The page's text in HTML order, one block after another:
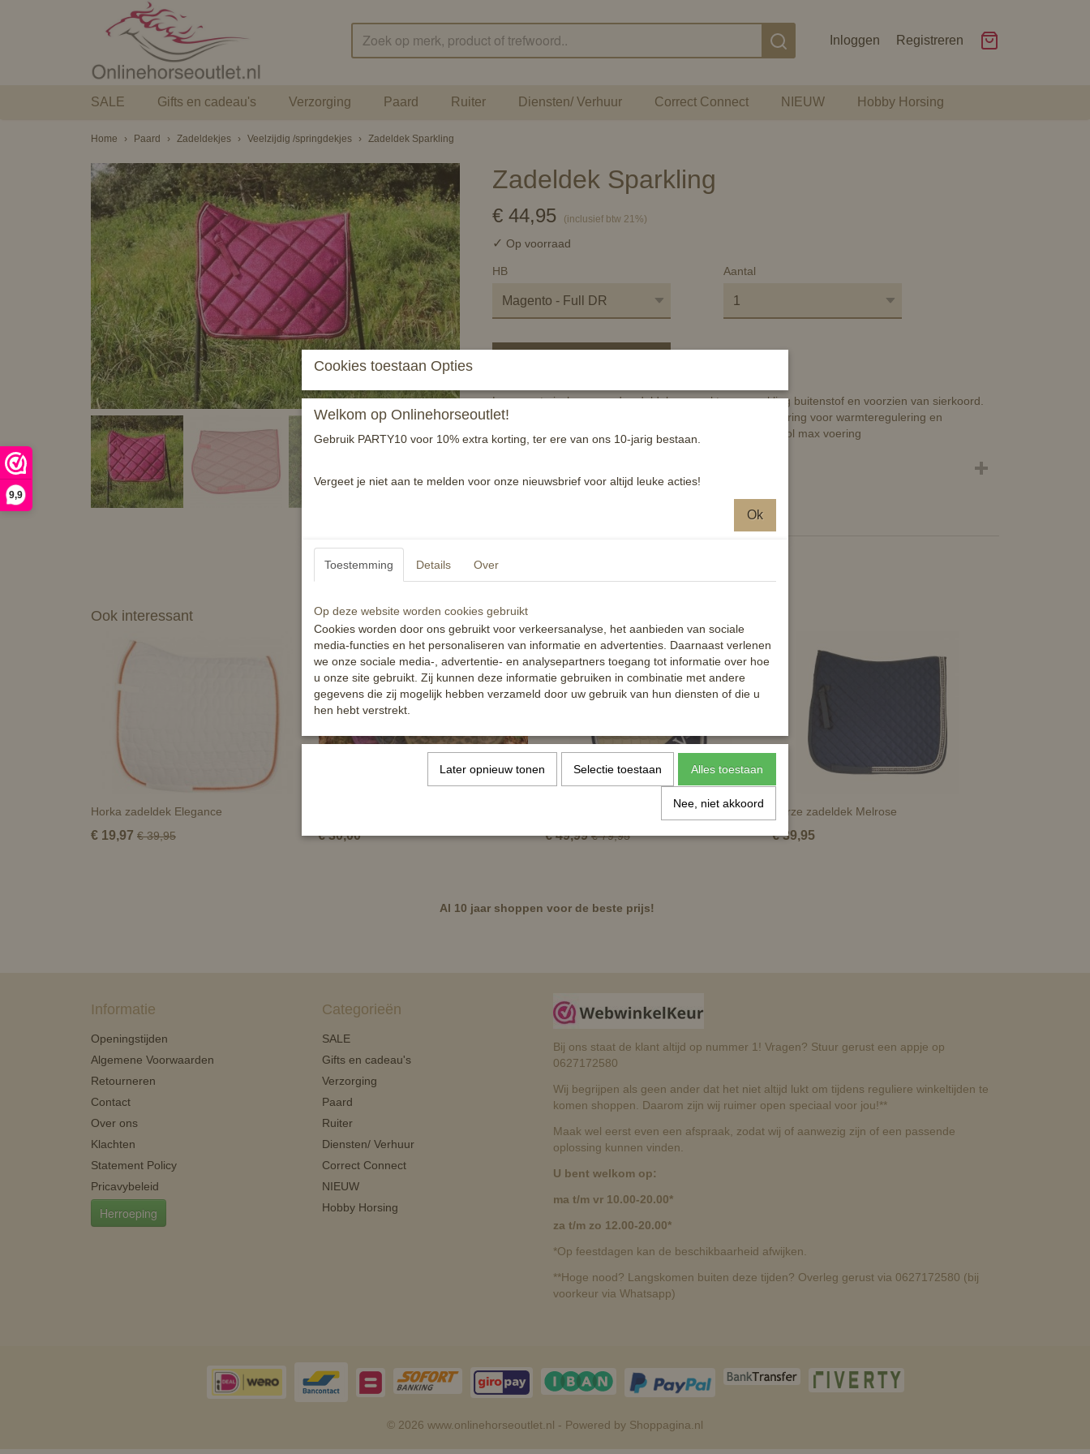
9,9
Inloggen Registreren
SALE Gifts en cadeau's Verzorging Paard Ruiter Diensten/ Verhuur Correct Connect NIEUW Hobby Horsing
Home › Paard › Zadeldekjes › Veelzijdig /springdekjes › Zadeldek Sparkling
Zadeldek Sparkling
€ 44,95 (inclusief btw 21%)
✓ Op voorraad
HB Aantal
Luxe anatmisch gevormd zadeldek gemaakt van sparkling buitenstof en voorzien van sierkoord.
Binnezijde van het zadeldek is voorzien van cool max voering voor warmteregulering en
vochtopname. -anatomische vorm-sparkling-sierkoord-cool max voering
Ook interessant
Horka zadeldek Elegance
€ 19,97 € 39,95 € 30,00
B//Vertigo Lexington zadeldek
€ 49,99 € 79,95
Horze zadeldek Melrose
€ 39,95
Al 10 jaar shoppen voor de beste prijs!
Informatie
Openingstijden
Algemene Voorwaarden
Retourneren
Contact
Over ons
Klachten
Statement Policy
Pricavybeleid
Herroeping
Categorieën
SALE
Gifts en cadeau's
Verzorging
Paard
Ruiter
Diensten/ Verhuur
Correct Connect
NIEUW
Hobby Horsing
Bij ons staat de klant altijd op nummer 1! Vragen? Stuur gerust een appje op
0627172580
Wij begrijpen als geen ander dat het niet altijd lukt om tijdens reguliere winkeltijden te
komen shoppen. Daarom zijn wij ruimer open speciaal voor jou!**
Maak wel eerst even een afspraak, zodat wij of aanwezig zijn of een passende
oplossing kunnen vinden.
U bent welkom op:
ma t/m vr 10.00-20.00*
za t/m zo 12.00-20.00*
*Op feestdagen kan de beschikbaarheid afwijken.
**Hoge nood? Langskomen buiten deze tijden? Overleg gerust via 0627172580 (bij
voorkeur via Whatsapp)
© 2026 www.onlinehorseoutlet.nl - Powered by Shoppagina.nl
Cookies toestaan Opties
Welkom op Onlinehorseoutlet!
Gebruik PARTY10 voor 10% extra korting, ter ere van ons 10-jarig bestaan.
Vergeet je niet aan te melden voor onze nieuwsbrief voor altijd leuke acties!
Ok
Toestemming Details Over
Op deze website worden cookies gebruikt
Cookies worden door ons gebruikt voor verkeersanalyse, het aanbieden van sociale
media-functies en het personaliseren van informatie en advertenties. Daarnaast verlenen
we onze sociale media-, advertentie- en analysepartners toegang tot informatie over hoe
u onze site gebruikt. Zij kunnen deze informatie gebruiken in combinatie met andere
gegevens die zij mogelijk hebben verzameld door uw gebruik van hun diensten of die u
hen hebt verstrekt.
Later opnieuw tonen Selectie toestaan Alles toestaan
Nee, niet akkoord